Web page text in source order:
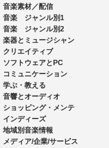
音楽素材／配信
音楽 ジャンル別1
音楽 ジャンル別2
楽器とミュージシャン
クリエイティブ
ソフトウェアとPC
コミュニケーション
学ぶ・教える
音響とオーディオ
ショッピング・メンテ
インディーズ
地域別音楽情報
メディア/企業/サービス